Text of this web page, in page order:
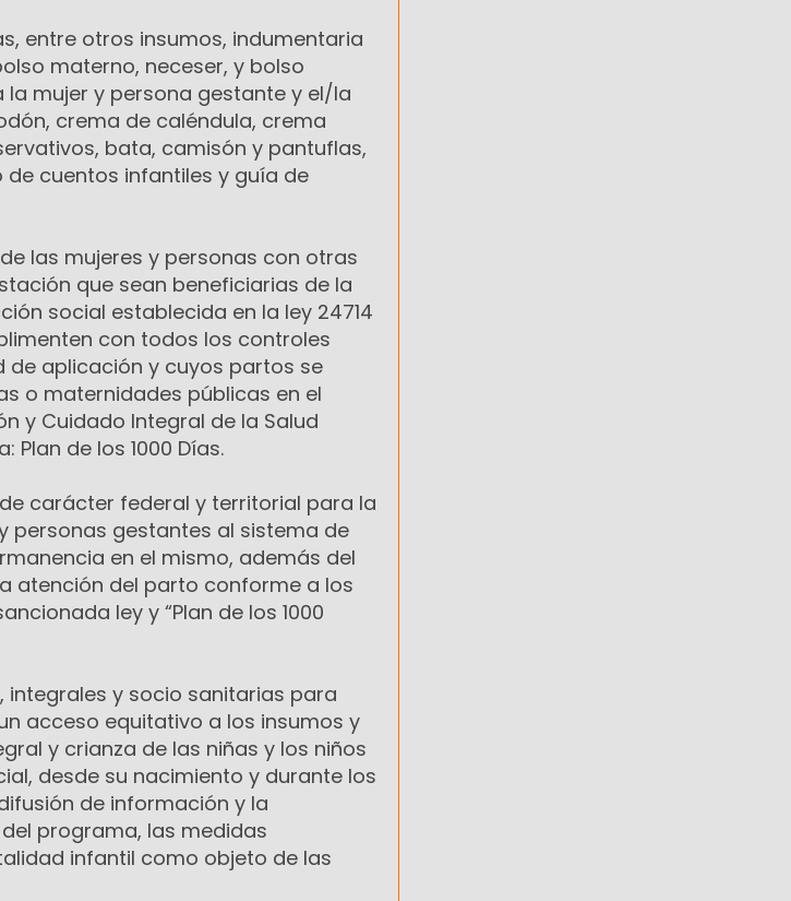
entre otros insumos, indumentaria
materno, neceser, y bolso
mujer y persona gestante y el/la
crema de caléndula, crema
bata, camisón y pantuflas,
cuentos infantiles y guía de
las mujeres y personas con otras
que sean beneficiarias de la
social establecida en la ley 24714
con todos los controles
aplicación y cuyos partos se
o maternidades públicas en el
y Cuidado Integral de la Salud
Plan de los 1000 Días.
carácter federal y territorial para la
personas gestantes al sistema de
en el mismo, además del
atención del parto conforme a los
ley y “Plan de los 1000
y socio sanitarias para
acceso equitativo a los insumos y
y crianza de las niñas y los niños
desde su nacimiento y durante los
de información y la
programa, las medidas
infantil como objeto de las